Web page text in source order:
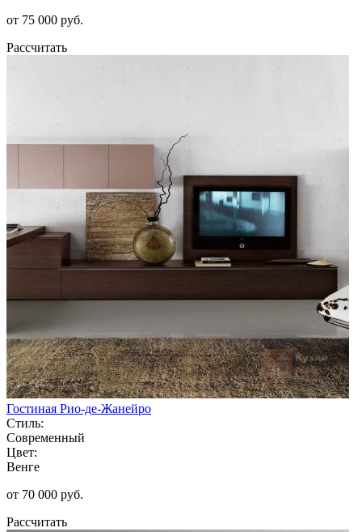
от 75 000 руб.
Рассчитать
Гостиная Рио-де-Жанейро
Стиль:
Современный
Цвет:
Венге
от 70 000 руб.
Рассчитать